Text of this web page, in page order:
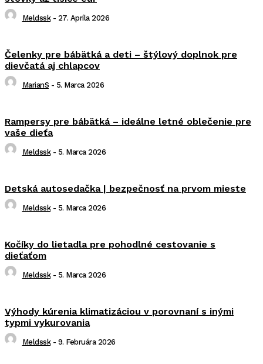
Meldssk - 27. Apríla 2026
Čelenky pre bábätká a deti – štýlový doplnok pre
dievčatá aj chlapcov
MarianS - 5. Marca 2026
Rampersy pre bábätká – ideálne letné oblečenie pre
vaše dieťa
Meldssk - 5. Marca 2026
Detská autosedačka | bezpečnosť na prvom mieste
Meldssk - 5. Marca 2026
Kočíky do lietadla pre pohodlné cestovanie s
dieťaťom
Meldssk - 5. Marca 2026
Výhody kúrenia klimatizáciou v porovnaní s inými
typmi vykurovania
Meldssk - 9. Februára 2026